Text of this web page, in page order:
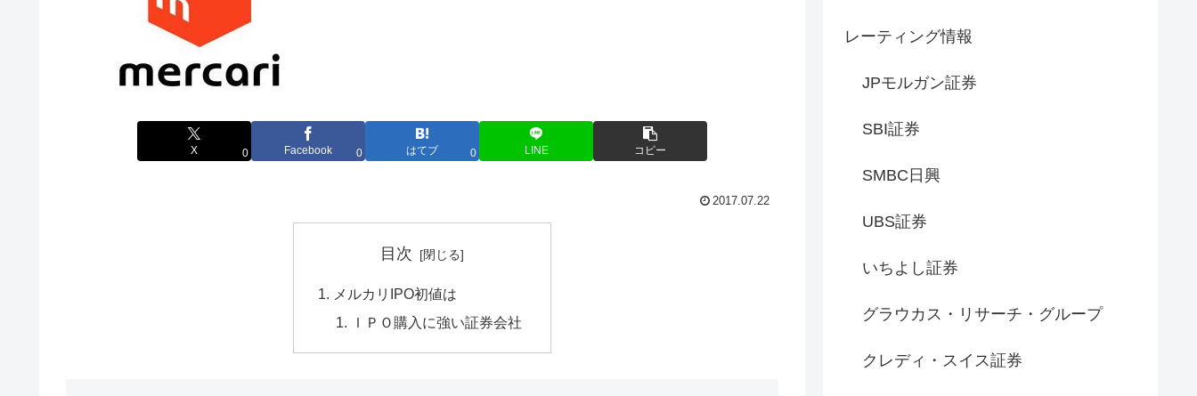
X 0 Facebook 0 はてブ 0 LINE コピー
2017.07.22
目次
メルカリIPO初値は
ＩＰＯ購入に強い証券会社
レーティング情報
JPモルガン証券
SBI証券
SMBC日興
UBS証券
いちよし証券
グラウカス・リサーチ・グループ
クレディ・スイス証券